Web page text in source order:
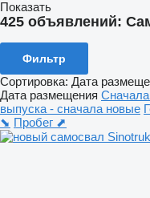
Показать
425 объявлений:
Фильтр
Сортировка: Дата
Дата размещения Сначала
выпуска - сначала новые
⬊ Пробег ⬈